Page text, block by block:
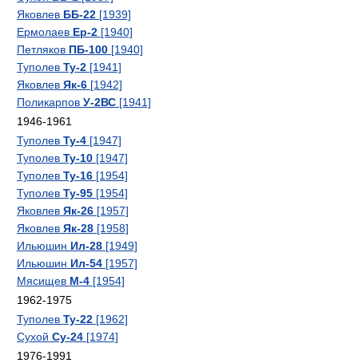
Яковлев ББ-22 [1939]
Ермолаев Ер-2 [1940]
Петляков ПБ-100 [1940]
Туполев Ту-2 [1941]
Яковлев Як-6 [1942]
Поликарпов У-2ВС [1941]
1946-1961
Туполев Ту-4 [1947]
Туполев Ту-10 [1947]
Туполев Ту-16 [1954]
Туполев Ту-95 [1954]
Яковлев Як-26 [1957]
Яковлев Як-28 [1958]
Ильюшин Ил-28 [1949]
Ильюшин Ил-54 [1957]
Мясищев М-4 [1954]
1962-1975
Туполев Ту-22 [1962]
Сухой Су-24 [1974]
1976-1991